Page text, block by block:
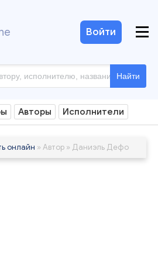
Найти
Войти
Авторы Исполнители
онлайн » Автор » Даниэль Дефо